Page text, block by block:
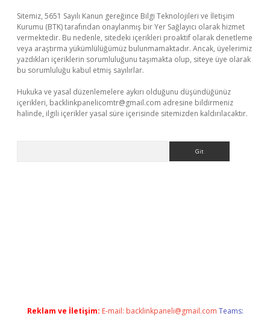
Sitemiz, 5651 Sayılı Kanun gereğince Bilgi Teknolojileri ve İletişim
Kurumu (BTK) tarafından onaylanmış bir Yer Sağlayıcı olarak hizmet
vermektedir. Bu nedenle, sitedeki içerikleri proaktif olarak denetleme
veya araştırma yükümlülüğümüz bulunmamaktadır. Ancak, üyelerimiz
yazdıkları içeriklerin sorumluluğunu taşımakta olup, siteye üye olarak
bu sorumluluğu kabul etmiş sayılırlar.
Hukuka ve yasal düzenlemelere aykırı olduğunu düşündüğünüz
içerikleri, backlinkpanelicomtr@gmail.com adresine bildirmeniz
halinde, ilgili içerikler yasal süre içerisinde sitemizden kaldırılacaktır.
Reklam ve İletişim: E-mail: backlinkpaneli@gmail.com Teams: